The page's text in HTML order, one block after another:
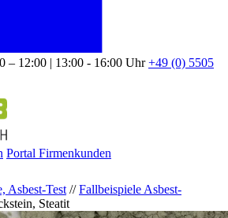
– 12:00 | 13:00 - 16:00 Uhr+49 (0) 5505
Portal Firmenkunden
Asbest-Test //Fallbeispiele Asbest-
Steatit